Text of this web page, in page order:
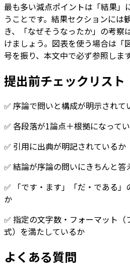
最も多い減点ポイントは「結果」
うことです。結果セクションには
き、「なぜそうなったか」の考察
けましょう。図表を使う場合は「
号を振り、本文中で必ず参照します
提出前チェックリスト
✅ 序論で問いと構成が明示されて
✅ 各段落が1論点＋根拠になって
✅ 引用に出典が明記されているか
✅ 結論が序論の問いにきちんと答
✅ 「です・ます」「だ・である
か
✅ 指定の文字数・フォーマット
式）を満たしているか
よくある質問